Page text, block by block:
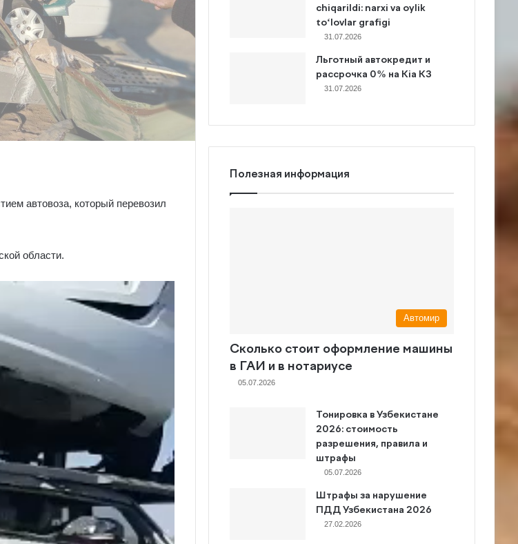
автовоза, который перевозил
области.
chiqarildi: narxi va oylik
to‘lovlar grafigi
31.07.2026
Льготный автокредит и
рассрочка 0% на Kia K3
31.07.2026
Полезная информация
Автомир
Сколько стоит оформление машины
в ГАИ и в нотариусе
05.07.2026
Тонировка в Узбекистане
2026: стоимость
разрешения, правила и
штрафы
05.07.2026
Штрафы за нарушение
ПДД Узбекистана 2026
27.02.2026